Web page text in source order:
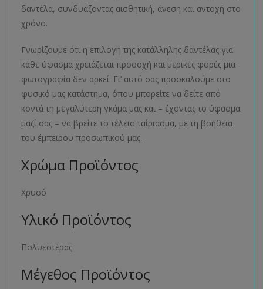
δαντέλα, συνδυάζοντας αισθητική, άνεση και αντοχή στο
χρόνο.
Γνωρίζουμε ότι η επιλογή της κατάλληλης δαντέλας για
κάθε ύφασμα χρειάζεται προσοχή και μερικές φορές μια
φωτογραφία δεν αρκεί. Γι’ αυτό σας προσκαλούμε στο
φυσικό μας κατάστημα, όπου μπορείτε να δείτε από
κοντά τη μεγαλύτερη γκάμα μας και – έχοντας το ύφασμα
μαζί σας – να βρείτε το τέλειο ταίριασμα, με τη βοήθεια
του έμπειρου προσωπικού μας.
Χρώμα Προϊόντος
Χρυσό
Υλικό Προϊόντος
Πολυεστέρας
Μέγεθος Προϊόντος